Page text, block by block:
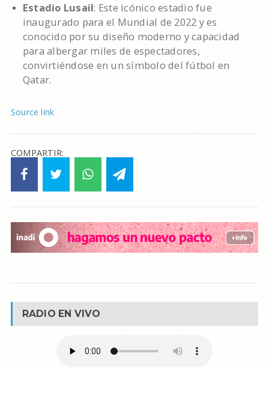
Estadio Lusail: Este icónico estadio fue
inaugurado para el Mundial de 2022 y es
conocido por su diseño moderno y capacidad
para albergar miles de espectadores,
convirtiéndose en un símbolo del fútbol en
Qatar.
Source link
COMPARTIR:
RADIO EN VIVO